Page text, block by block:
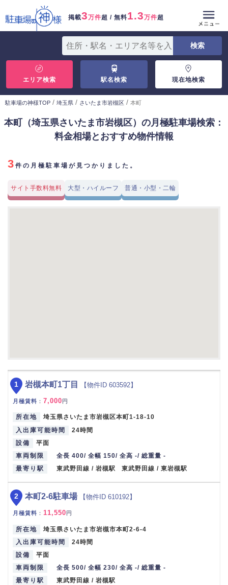
掲載3万件超 / 無料1.3万件超
エリア検索 駅名検索 現在地検索
駐車場の神様TOP / 埼玉県 / さいたま市岩槻区 / 本町
本町（埼玉県さいたま市岩槻区）の月極駐車場検索：
料金相場とおすすめ物件情報
3 件の月極駐車場が見つかりました。
サイト手数料無料 大型・ハイルーフ 普通・小型・二輪
岩槻本町1丁目 【物件ID 603592】
月極賃料 ： 7,000円
所在地
埼玉県さいたま市岩槻区本町1-18-10
入出庫可能時間
24時間
設備
平面
車両制限
全長 400/ 全幅 150/ 全高 -/ 総重量 -
最寄り駅
東武野田線 / 岩槻駅 東武野田線 / 東岩槻駅
1
本町2-6駐車場 【物件ID 610192】
月極賃料 ： 11,550 円
所在地
埼玉県さいたま市岩槻市本町2-6-4
入出庫可能時間
24時間
設備
平面
車両制限
全長 500/ 全幅 230/ 全高 -/ 総重量 -
最寄り駅
東武野田線 / 岩槻駅
2